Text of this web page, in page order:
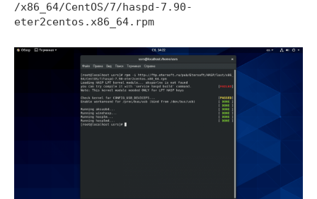
/x86_64/CentOS/7/haspd-7.90-
eter2centos.x86_64.rpm